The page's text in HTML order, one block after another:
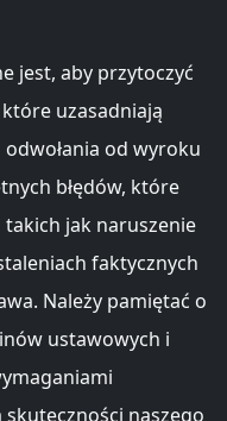
jest, aby przytoczyć
uzasadniają
odwołania od wyroku
błędów, które
takich jak naruszenie
faktycznych
Należy pamiętać o
ustawowych i
naszego